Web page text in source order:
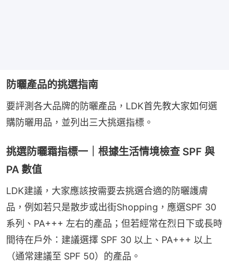
防曬產品的挑選指南
要評測各大品牌的防曬產品，LDK首先教大家如何選
購防曬用品，並列出三大挑選指標。
挑選防曬霜指標一｜根據生活情境檢查 SPF 與
PA 數值
LDK建議，大家應該按需要去挑選合適的防曬護膚
品，例如若只是散步或出街Shopping，應選SPF 30
系列、PA+++ 左右的產品；但若經常在烈日下或長時
間待在戶外：建議選擇 SPF 30 以上、PA+++ 以上
（通常建議至 SPF 50）的產品。